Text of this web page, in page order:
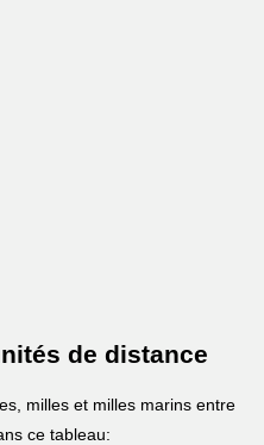
de distance
milles et milles marins entre
ce tableau: